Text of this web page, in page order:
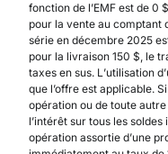
fonction de l’EMF est de 0
pour la vente au comptant
série en décembre 2025
pour la livraison 150 $, le
taxes en sus. L’utilisation
que l’offre est applicable.
opération ou de toute
l’intérêt sur tous les
opération assortie d’une